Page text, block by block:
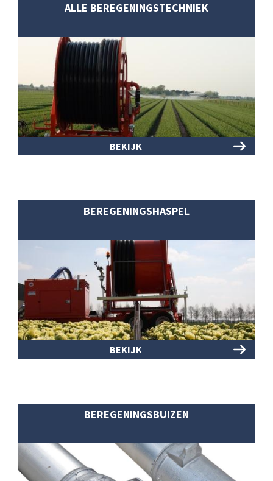
ALLE BEREGENINGSTECHNIEK
BEKIJK
BEREGENINGSHASPEL
BEKIJK
BEREGENINGSBUIZEN